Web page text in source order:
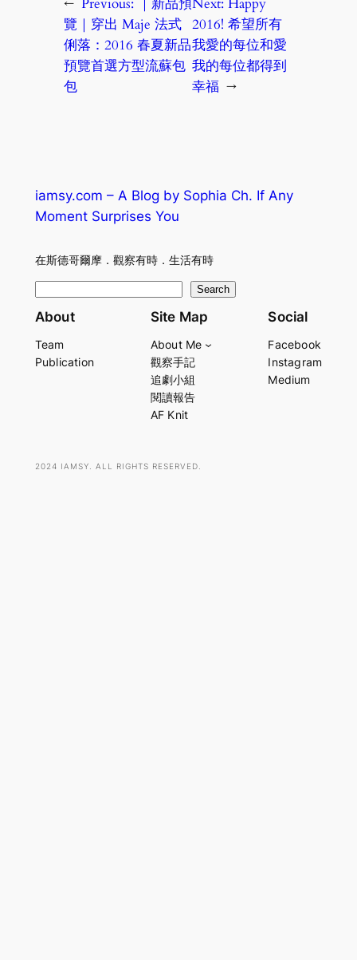
覽｜穿出 Maje 法式
俐落：2016 春夏新品
預覽首選方型流蘇包
包
2016! 希望所有
我愛的每位和愛
我的每位都得到
幸福 →
iamsy.com – A Blog by Sophia Ch. If Any
Moment Surprises You
在斯德哥爾摩．觀察有時．生活有時
e
r
Search
About
Team
Publication
Site Map
About Me
觀察手記
追劇小組
閱讀報告
AF Knit
Social
Facebook
Instagram
Medium
2024 IAMSY. ALL RIGHTS RESERVED.